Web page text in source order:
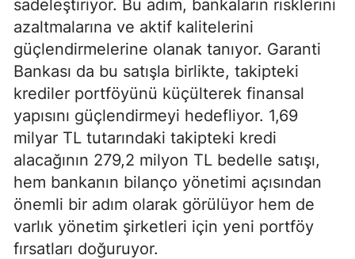
sadeleştiriyor. Bu adım, bankaların risklerini
azaltmalarına ve aktif kalitelerini
güçlendirmelerine olanak tanıyor. Garanti
Bankası da bu satışla birlikte, takipteki
krediler portföyünü küçülterek finansal
yapısını güçlendirmeyi hedefliyor. 1,69
milyar TL tutarındaki takipteki kredi
alacağının 279,2 milyon TL bedelle satışı,
hem bankanın bilanço yönetimi açısından
önemli bir adım olarak görülüyor hem de
varlık yönetim şirketleri için yeni portföy
fırsatları doğuruyor.